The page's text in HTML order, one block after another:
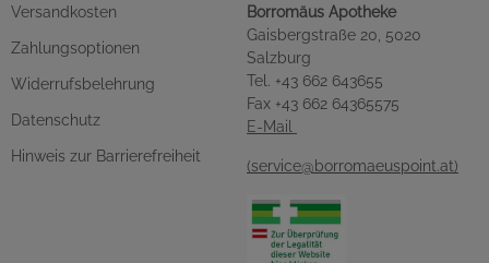
Versandkosten
Zahlungsoptionen
Widerrufsbelehrung
Datenschutz
Hinweis zur Barrierefreiheit
Borromäus Apotheke
Gaisbergstraße 20, 5020
Salzburg
Tel. +43 662 643655
Fax +43 662 64365575
E-Mail
(service@borromaeuspoint.at)